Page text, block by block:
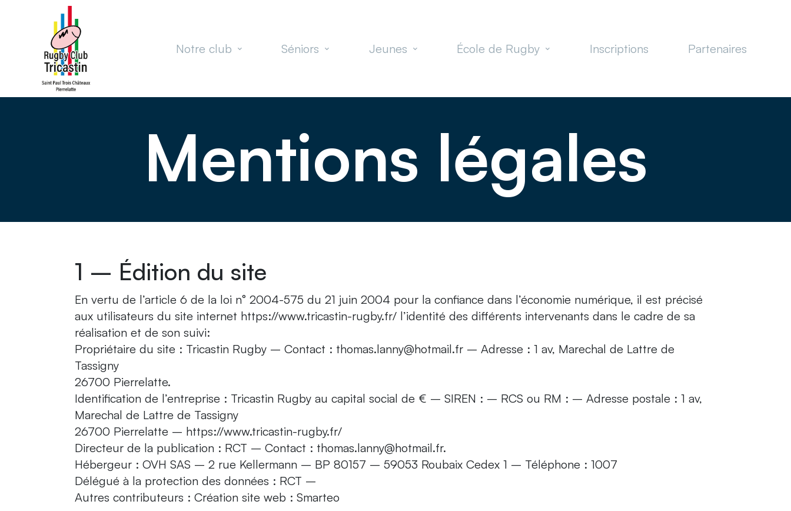
Passer au contenu principal
Notre club Séniors Jeunes École de Rugby Inscriptions Partenaires
Mentions légales
1 – Édition du site
En vertu de l’article 6 de la loi n° 2004-575 du 21 juin 2004 pour la confiance dans l’économie numérique, il est précisé
aux utilisateurs du site internet https://www.tricastin-rugby.fr/ l’identité des différents intervenants dans le cadre de sa
réalisation et de son suivi:
Propriétaire du site : Tricastin Rugby – Contact : thomas.lanny@hotmail.fr – Adresse : 1 av, Marechal de Lattre de
Tassigny
26700 Pierrelatte.
Identification de l’entreprise : Tricastin Rugby au capital social de € – SIREN : – RCS ou RM : – Adresse postale : 1 av,
Marechal de Lattre de Tassigny
26700 Pierrelatte – https://www.tricastin-rugby.fr/
Directeur de la publication : RCT – Contact : thomas.lanny@hotmail.fr.
Hébergeur : OVH SAS – 2 rue Kellermann – BP 80157 – 59053 Roubaix Cedex 1 – Téléphone : 1007
Délégué à la protection des données : RCT –
Autres contributeurs : Création site web : Smarteo